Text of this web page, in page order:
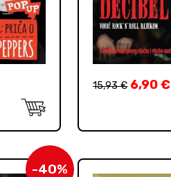
15,93€ 6,90€
-40%